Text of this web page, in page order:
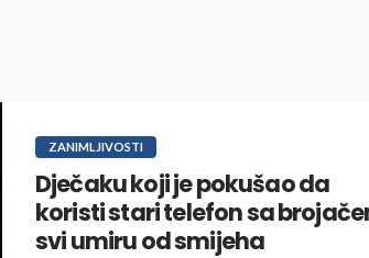
ZANIMLJIVOSTI
Dječaku koji je pokušao da
koristi stari telefon sa
svi umiru od smijeha